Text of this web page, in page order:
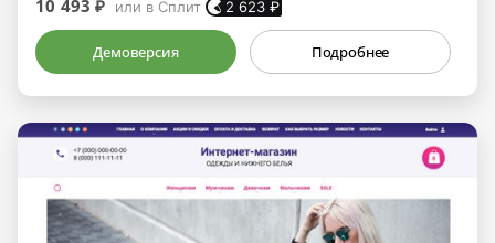
10 493 ₽ или в Сплит 2 623₽
Демоверсия Подробнее